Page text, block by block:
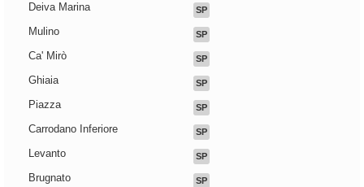
Deiva Marina SP
Mulino SP
Ca' Mirò SP
Ghiaia SP
Piazza SP
Carrodano Inferiore SP
Levanto SP
Brugnato SP